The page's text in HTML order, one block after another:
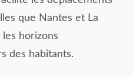
que Nantes et La
les horizons
des habitants.